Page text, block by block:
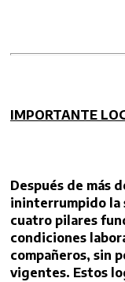
IMPORTANTE
Después de más
ininterrumpido la
cuatro pilares
condiciones
compañeros, sin
vigentes. Estos